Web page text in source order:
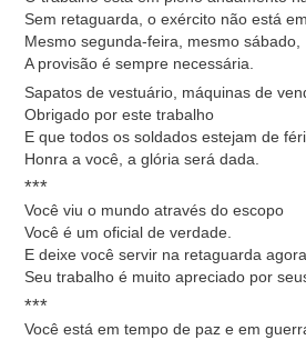
Sem retaguarda, o exército não está
Mesmo segunda-feira, mesmo sábado,
A provisão é sempre necessária.
Sapatos de vestuário, máquinas de
Obrigado por este trabalho
E que todos os soldados estejam de
Honra a você, a glória será dada.
***
Você viu o mundo através do escopo
Você é um oficial de verdade.
E deixe você servir na retaguarda
Seu trabalho é muito apreciado por
***
Você está em tempo de paz e em